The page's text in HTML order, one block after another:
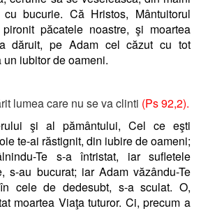
bucurie. Că Hristos, Mântuitorul
păcatele noastre, şi moartea
dăruit, pe Adam cel căzut cu tot
iubitor de oameni.
lumea care nu se va clinti (Ps 92,2).
şi al pământului, Cel ce eşti
te-ai răstignit, din iubire de oameni;
Te s-a întristat, iar sufletele
s-au bucurat; iar Adam văzându-Te
cele de dedesubt, s-a sculat. O,
moartea Viaţa tuturor. Ci, precum a